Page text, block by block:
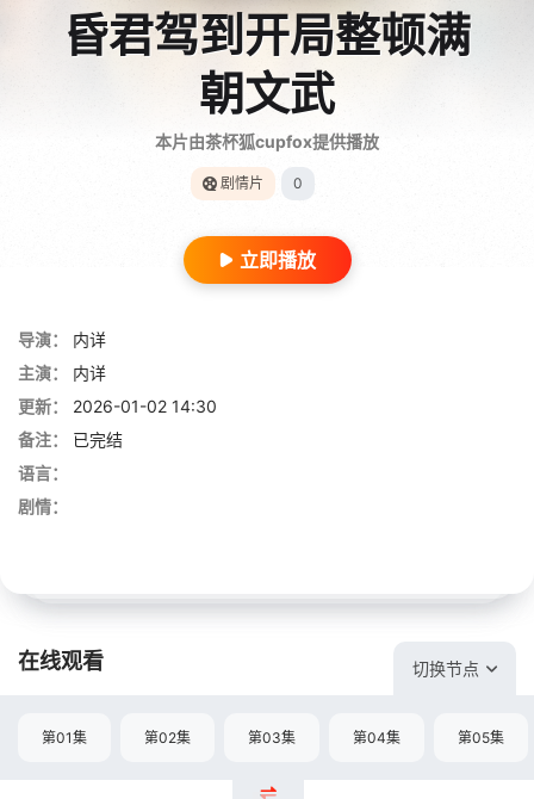
昏君驾到开局整顿满
朝文武
本片由茶杯狐cupfox提供播放
剧情片 0
立即播放
导演：
内详
主演：
内详
更新：
2026-01-02 14:30
备注：
已完结
语言：
剧情：
在线观看 切换节点
第01集 第02集 第03集 第04集 第05集